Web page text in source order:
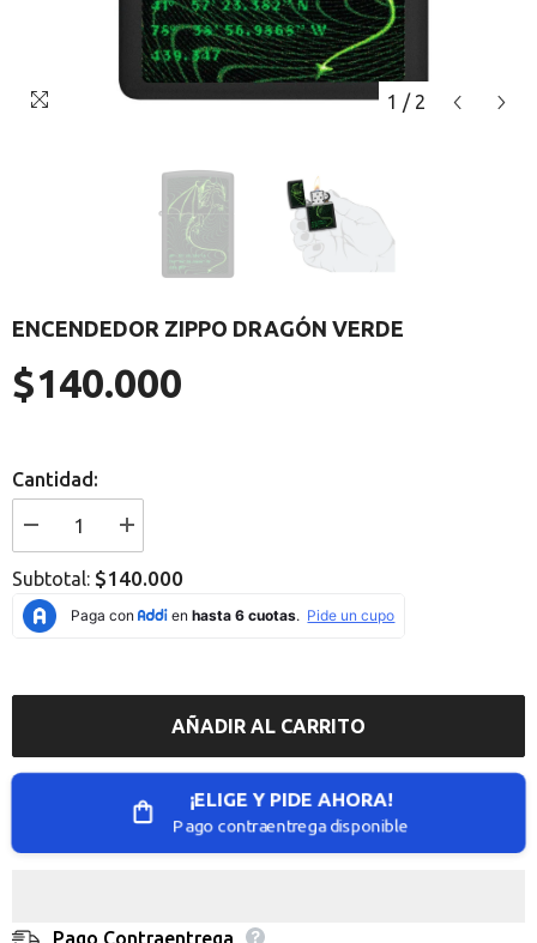
1 / 2
ENCENDEDOR ZIPPO DRAGÓN VERDE
Precio
regular
$140.000
Cantidad:
Error:
Missing
interpolation
value
&quot;producto&quot;
cantidad
I18n
Error:
Missing
interpolation
value
&quot;producto&quot;
cantidad
Subtotal: $140.000
AÑADIR AL CARRITO
¡ELIGE Y PIDE AHORA!
Pago contraentrega disponible
Pago Contraentrega